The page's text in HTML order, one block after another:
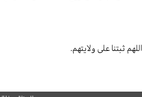
اللهم ثبتنا على ولايتهم.